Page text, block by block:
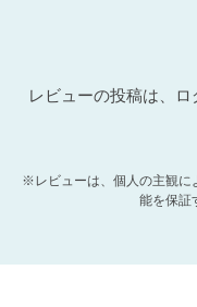
レビューの投稿は、ロ
※レビューは、個人の主観に
能を保証